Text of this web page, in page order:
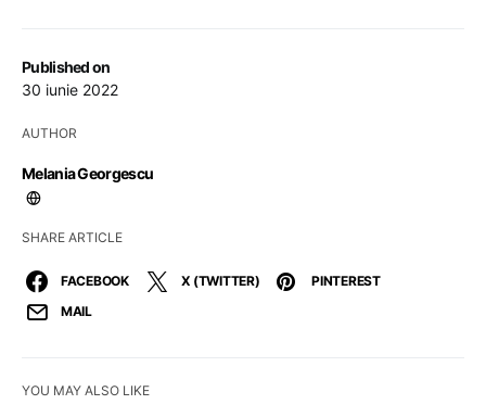
Published on
30 iunie 2022
AUTHOR
Melania Georgescu
SHARE ARTICLE
FACEBOOK X (TWITTER)
PINTEREST
MAIL
YOU MAY ALSO LIKE